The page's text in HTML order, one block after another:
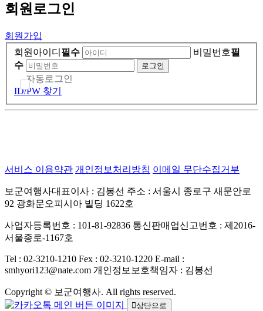
회원 로그인
회원가입
회원아이디 필수 비밀번호필
수
자동로그인
ID/PW 찾기
서비스 이용약관 개인정보처리방침 이메일 무단수집거부
보군여행사대표이사 : 김봉선 주소 : 서울시 종로구 새문안로
92 광화문오피시아 빌딩 1622호
사업자등록번호 : 101-81-92836 통신판매업신고번호 : 제2016-
서울종로-1167호
Tel : 02-3210-1210 Fex : 02-3210-1220 E-mail :
smhyori123@nate.com 개인정보보호책임자 : 김봉선
Copyright © 보군여행사. All rights reserved.
상단으로